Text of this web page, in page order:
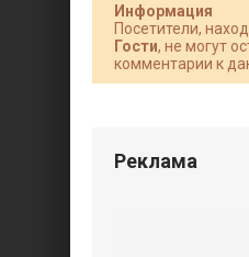
Информация
Посетители,
Гости, не могут
комментарии к
Реклама